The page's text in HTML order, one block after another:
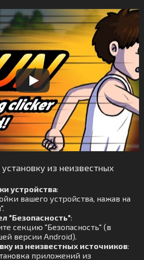
из неизвестных
устройства:
вашего устройства, нажав на
"Безопасность":
секцию "Безопасность" (в
версии Android).
из неизвестных источников:
приложений из